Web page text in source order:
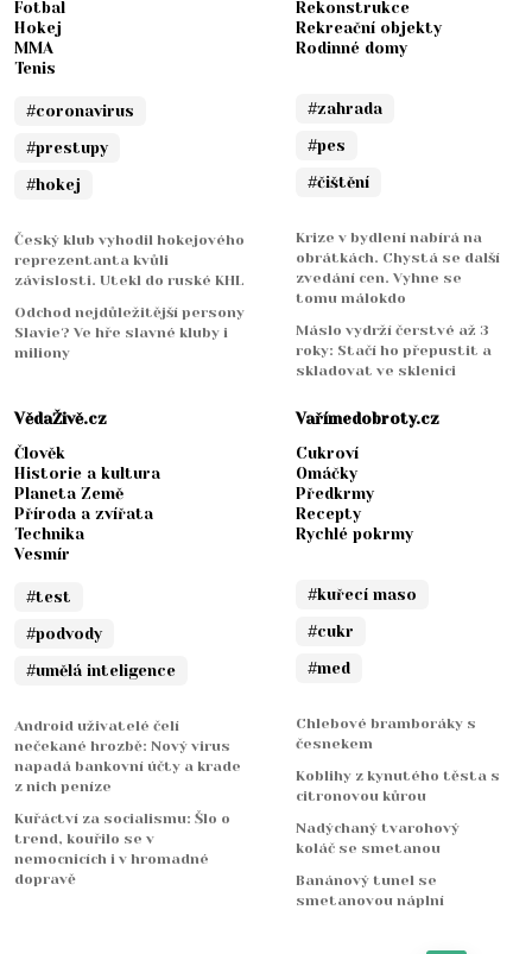
Fotbal
Hokej
MMA
Tenis
#coronavirus
#prestupy
#hokej
Český klub vyhodil hokejového
reprezentanta kvůli
závislosti. Utekl do ruské KHL
Odchod nejdůležitější persony
Slavie? Ve hře slavné kluby i
miliony
Rekonstrukce
Rekreační objekty
Rodinné domy
#zahrada
#pes
#čištění
Krize v bydlení nabírá na
obrátkách. Chystá se další
zvedání cen. Vyhne se
tomu málokdo
Máslo vydrží čerstvé až 3
roky: Stačí ho přepustit a
skladovat ve sklenici
VědaŽivě.cz
Člověk
Historie a kultura
Planeta Země
Příroda a zvířata
Technika
Vesmír
#test
#podvody
#umělá inteligence
Android uživatelé čelí
nečekané hrozbě: Nový virus
napadá bankovní účty a krade
z nich peníze
Kuřáctví za socialismu: Šlo o
trend, kouřilo se v
nemocnicích i v hromadné
dopravě
Vařímedobroty.cz
Cukroví
Omáčky
Předkrmy
Recepty
Rychlé pokrmy
#kuřecí maso
#cukr
#med
Chlebové bramboráky s
česnekem
Koblihy z kynutého těsta s
citronovou kůrou
Nadýchaný tvarohový
koláč se smetanou
Banánový tunel se
smetanovou náplní